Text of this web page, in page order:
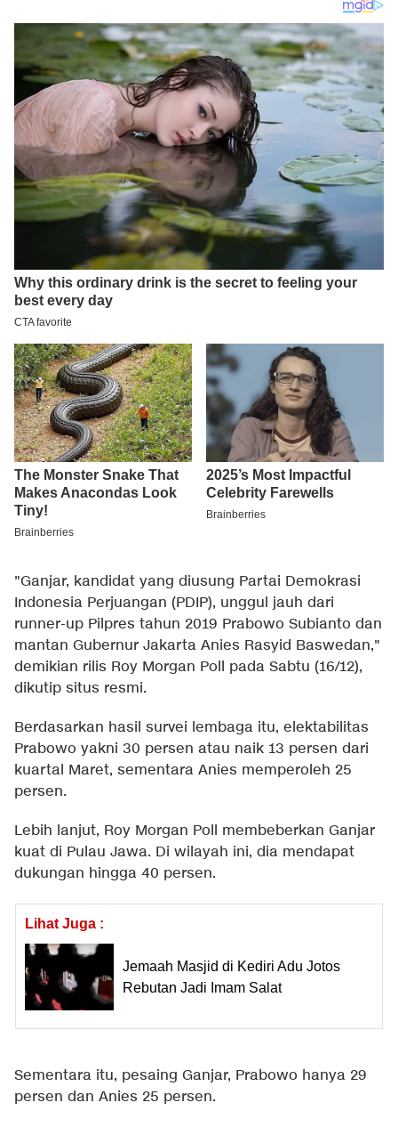
"Ganjar, kandidat yang diusung Partai Demokrasi
Indonesia Perjuangan (PDIP), unggul jauh dari
runner-up Pilpres tahun 2019 Prabowo Subianto dan
mantan Gubernur Jakarta Anies Rasyid Baswedan,"
demikian rilis Roy Morgan Poll pada Sabtu (16/12),
dikutip situs resmi.
Berdasarkan hasil survei lembaga itu, elektabilitas
Prabowo yakni 30 persen atau naik 13 persen dari
kuartal Maret, sementara Anies memperoleh 25
persen.
Lebih lanjut, Roy Morgan Poll membeberkan Ganjar
kuat di Pulau Jawa. Di wilayah ini, dia mendapat
dukungan hingga 40 persen.
Lihat Juga :
Jemaah Masjid di Kediri Adu Jotos
Rebutan Jadi Imam Salat
Sementara itu, pesaing Ganjar, Prabowo hanya 29
persen dan Anies 25 persen.